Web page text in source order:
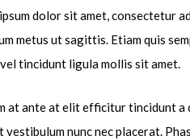
dolor sit amet, consectetur
metus ut sagittis. Etiam quis
tincidunt ligula mollis sit amet.
at ante at elit efficitur tincidunt a
vestibulum nunc nec placerat.